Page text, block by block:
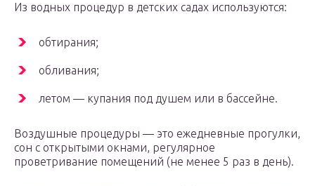
Из водных процедур в детских садах используются:
обтирания;
обливания;
летом — купания под душем или в бассейне.
Воздушные процедуры — это ежедневные прогулки,
сон с открытыми окнами, регулярное
проветривание помещений (не менее 5 раз в день).